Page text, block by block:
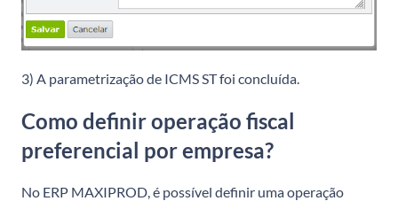
3) A parametrização de ICMS ST foi concluída.
Como definir operação fiscal
preferencial por empresa?
No ERP MAXIPROD, é possível definir uma operação